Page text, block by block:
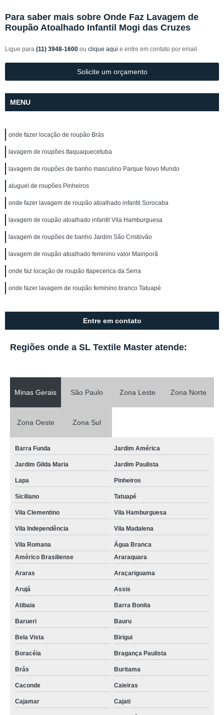
Para saber mais sobre Onde Faz Lavagem de
Roupão Atoalhado Infantil Mogi das Cruzes
Ligue para (11) 3948-1600 ou clique aqui e entre em contato por email.
Solicite um orçamento
MENU
onde fazer locação de roupão Brás
lavagem de roupões Itaquaquecetuba
lavagem de roupões de banho masculino Parque Novo Mundo
aluguel de roupões Pinheiros
onde fazer lavagem de roupão atoalhado infantil Sorocaba
lavagem de roupão atoalhado infantil Vila Hamburguesa
lavagem de roupões de banho Jardim São Cristóvão
lavagem de roupão atoalhado feminino valor Mairiporã
onde faz locação de roupão Itapecerica da Serra
onde fazer lavagem de roupão feminino branco Tatuapé
Entre em contato
Regiões onde a SL Textile Master atende:
Minas Gerais São Paulo Zona Leste Zona Norte
Zona Oeste Zona Sul
Barra Funda Jardim América
Jardim Gilda Maria Jardim Paulista
Lapa Pinheiros
Siciliano Tatuapé
Vila Clementino Vila Hamburguesa
Vila Independência Vila Madalena
Vila Romana
Água Branca
Américo Brasiliense
Araraquara
Araras Araçariguama
Arujá Assis
Atibaia Barra Bonita
Barueri Bauru
Bela Vista Birigui
Boracéia Bragança Paulista
Brás Buritama
Caconde Caieiras
Cajamar Cajati